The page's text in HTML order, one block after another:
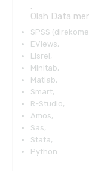
.
Olah Data
SPSS
EViews,
Lisrel,
Minitab,
Matlab,
Smart,
R-Studio,
Amos,
Sas,
Stata,
Python.